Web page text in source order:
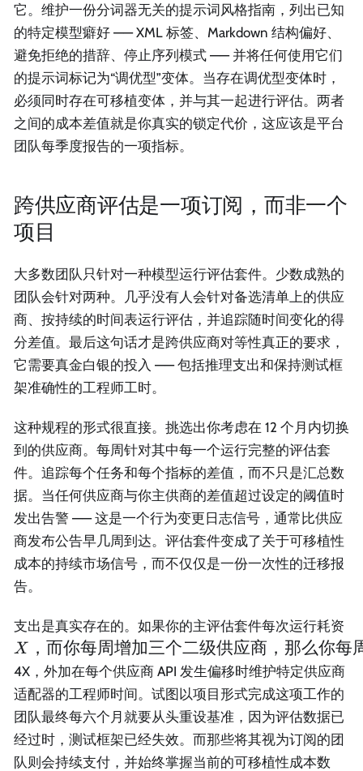
它。维护一份分词器无关的提示词风格指南，列出已知
的特定模型癖好 —— XML 标签、Markdown 结构偏好、
避免拒绝的措辞、停止序列模式 —— 并将任何使用它们
的提示词标记为“调优型”变体。当存在调优型变体时，
必须同时存在可移植变体，并与其一起进行评估。两者
之间的成本差值就是你真实的锁定代价，这应该是平台
团队每季度报告的一项指标。
跨供应商评估是一项订阅，而非一个
项目
大多数团队只针对一种模型运行评估套件。少数成熟的
团队会针对两种。几乎没有人会针对备选清单上的供应
商、按持续的时间表运行评估，并追踪随时间变化的得
分差值。最后这句话才是跨供应商对等性真正的要求，
它需要真金白银的投入 —— 包括推理支出和保持测试框
架准确性的工程师工时。
这种规程的形式很直接。挑选出你考虑在 12 个月内切换
到的供应商。每周针对其中每一个运行完整的评估套
件。追踪每个任务和每个指标的差值，而不只是汇总数
据。当任何供应商与你主供商的差值超过设定的阈值时
发出告警 —— 这是一个行为变更日志信号，通常比供应
商发布公告早几周到达。评估套件变成了关于可移植性
成本的持续市场信号，而不仅仅是一份一次性的迁移报
告。
支出是真实存在的。如果你的主评估套件每次运行耗资
X ，而你每周增加三个二级供应商，那么你
4X，外加在每个供应商 API 发生偏移时维护特定供应商
适配器的工程师时间。试图以项目形式完成这项工作的
团队最终每六个月就要从头重设基准，因为评估数据已
经过时，测试框架已经失效。而那些将其视为订阅的团
队则会持续支付，并始终掌握当前的可移植性成本数